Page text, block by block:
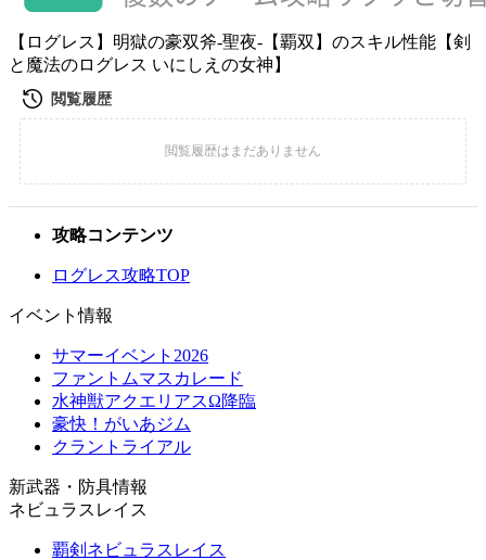
【ログレス】明獄の豪双斧-聖夜-【覇双】のスキル性能【剣
と魔法のログレス いにしえの女神】
攻略コンテンツ
ログレス攻略TOP
イベント情報
サマーイベント2026
ファントムマスカレード
水神獣アクエリアスΩ降臨
豪快！がいあジム
クラントライアル
新武器・防具情報
ネビュラスレイス
覇剣ネビュラスレイス